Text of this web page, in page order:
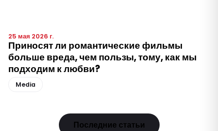
25 мая 2026 г.
Приносят ли романтические фильмы
больше вреда, чем пользы, тому, как мы
подходим к любви?
Media
Последние статьи